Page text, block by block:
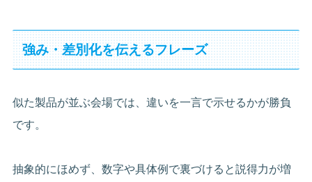
強み・差別化を伝えるフレーズ
似た製品が並ぶ会場では、違いを一言で示せるかが勝負
です。
抽象的にほめず、数字や具体例で裏づけると説得力が増